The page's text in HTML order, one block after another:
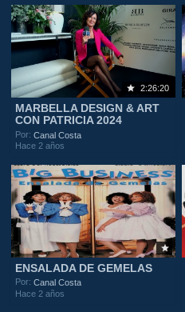
2:26:20
MARBELLA DESIGN & ART
CON PATRICIA 2024
Por:Canal Costa
Hace 2 años
ENSALADA DE GEMELAS
Por:Canal Costa
Hace 2 años